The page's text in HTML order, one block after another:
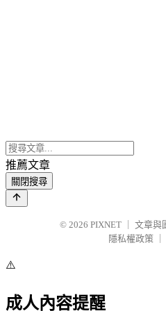
推薦文章
關閉搜尋
© 2026 PIXNET
文章與
隱私權政策
⚠️
成人內容提醒